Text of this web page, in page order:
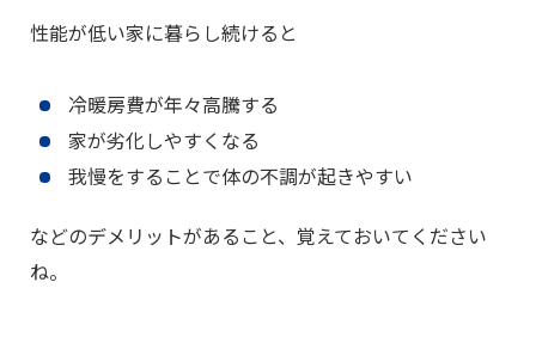
性能が低い家に暮らし続けると
冷暖房費が年々高騰する
家が劣化しやすくなる
我慢をすることで体の不調が起きやすい
などのデメリットがあること、覚えておいてください
ね。